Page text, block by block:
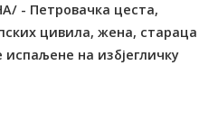
- Петровачка цеста,
цивила, жена, стараца
на избјегличку